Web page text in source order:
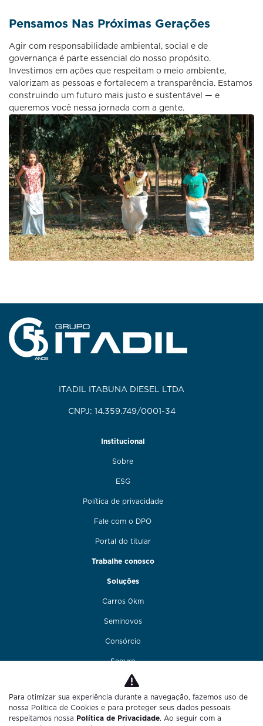
Pensamos Nas Próximas Gerações
Agir com responsabilidade ambiental, social e de
governança é parte essencial do nosso propósito.
Investimos em ações que respeitam o meio ambiente,
valorizam as pessoas e fortalecem a transparência. Estamos
construindo um futuro mais justo e sustentável — e
queremos você nessa jornada com a gente.
ITADIL ITABUNA DIESEL LTDA
CNPJ: 14.359.749/0001-34
Institucional
Sobre
ESG
Política de privacidade
Fale com o DPO
Portal do titular
Trabalhe conosco
Soluções
Carros 0km
Seminovos
Consórcio
Seguro
Financiamento
Funilaria e pintura
Fale conosco
Para otimizar sua experiência durante a navegação, fazemos uso de
nossa Política de Cookies e para proteger seus dados pessoais
respeitamos nossa Política de Privacidade. Ao seguir com a